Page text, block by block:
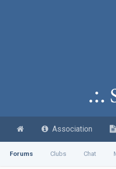
Association
Forums Clubs Chat